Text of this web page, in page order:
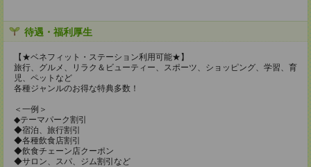
待遇・福利厚生
【★ベネフィット・ステーション利用可能★】
旅行、グルメ、リラク＆ビューティー、スポーツ、ショッピング、学習、育
児、ペットなど
各種ジャンルのお得な特典多数！
＜一例＞
◆テーマパーク割引
◆宿泊、旅行割引
◆各種飲食店割引
◆飲食チェーン店クーポン
◆サロン、スパ、ジム割引など